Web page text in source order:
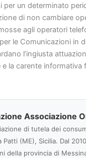
per un determinato
di non cambiare
agli operatori
le Comunicazioni in
l’ingiusta
la carente informativa
Associazione
di tutela dei
Patti (ME), Sicilia. Dal
della provincia di